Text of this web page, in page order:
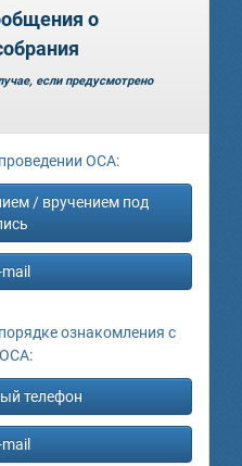
о
если предусмотрено
ОСА:
/ вручением под
ознакомления с
телефон